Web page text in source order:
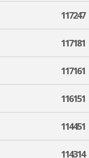
117247
117181
117161
116151
114451
114314